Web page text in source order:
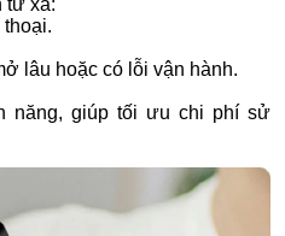
từ xa:
lâu hoặc có lỗi vận hành.
năng, giúp tối ưu chi phí sử